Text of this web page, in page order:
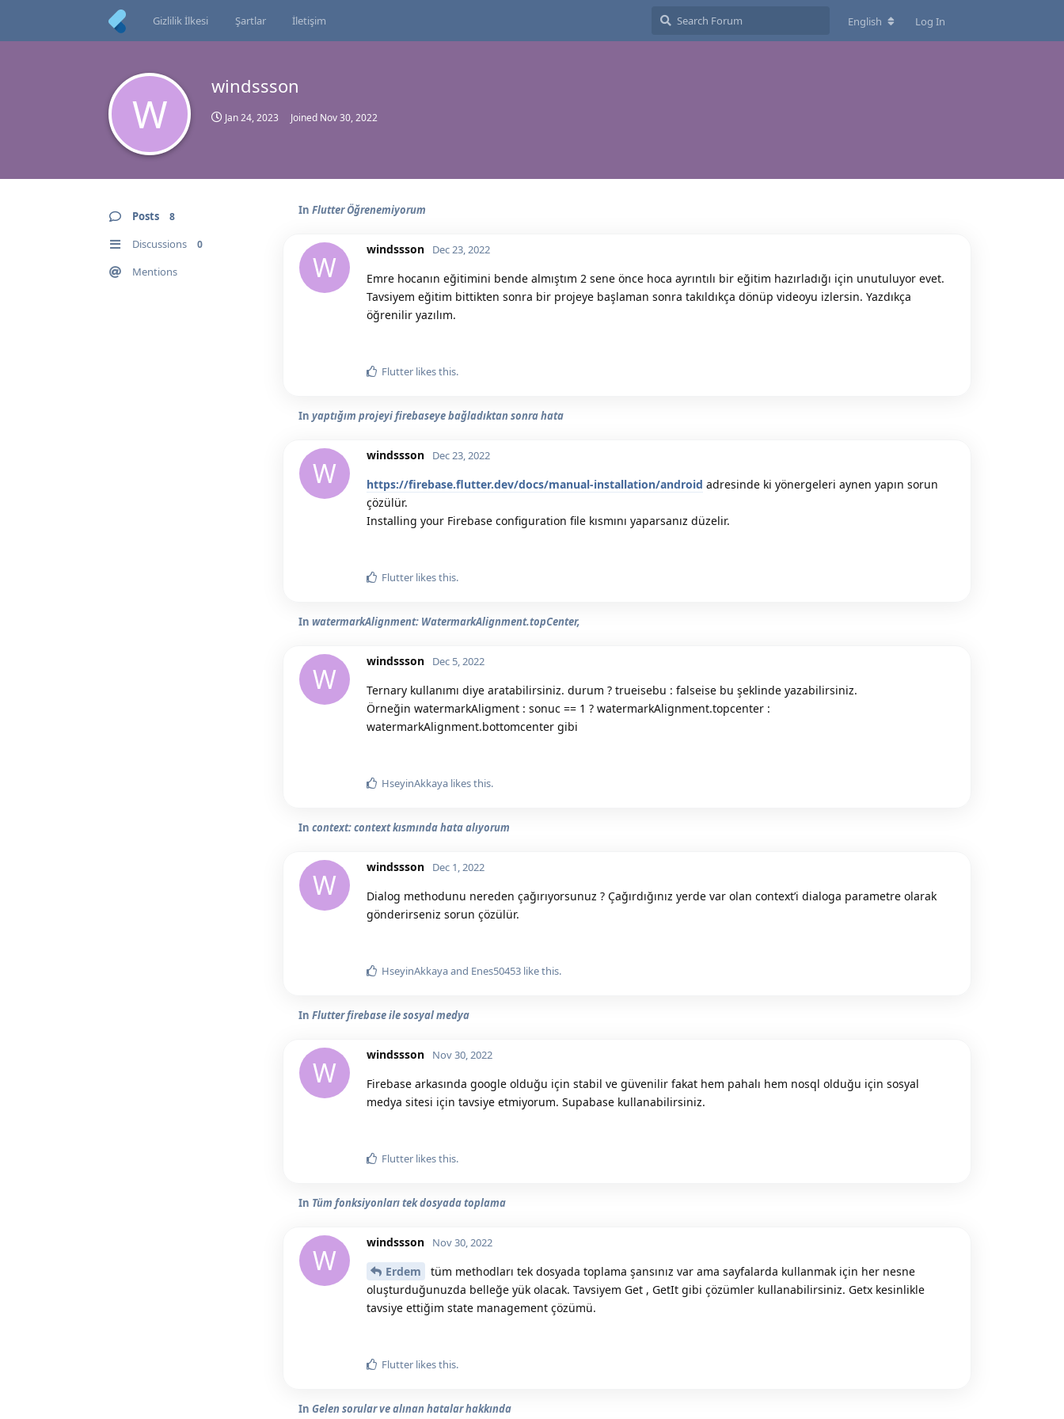
Gizlilik İlkesi Şartlar İletişim English Log In
W
windssson
Jan 24, 2023 Joined Nov 30, 2022
Posts 8
Discussions 0
Mentions
In Flutter Öğrenemiyorum
W
windssson Dec 23, 2022
Emre hocanın eğitimini bende almıştım 2 sene önce hoca ayrıntılı bir eğitim hazırladığı için unutuluyor evet.
Tavsiyem eğitim bittikten sonra bir projeye başlaman sonra takıldıkça dönüp videoyu izlersin. Yazdıkça
öğrenilir yazılım.
Flutter likes this.
In yaptığım projeyi firebaseye bağladıktan sonra hata
W
windssson Dec 23, 2022
https://firebase.flutter.dev/docs/manual-installation/android adresinde ki yönergeleri aynen yapın sorun
çözülür.
Installing your Firebase configuration file kısmını yaparsanız düzelir.
Flutter likes this.
In watermarkAlignment: WatermarkAlignment.topCenter,
W
windssson Dec 5, 2022
Ternary kullanımı diye aratabilirsiniz. durum ? trueisebu : falseise bu şeklinde yazabilirsiniz.
Örneğin watermarkAligment : sonuc == 1 ? watermarkAlignment.topcenter :
watermarkAlignment.bottomcenter gibi
HseyinAkkaya likes this.
In context: context kısmında hata alıyorum
W
windssson Dec 1, 2022
Dialog methodunu nereden çağırıyorsunuz ? Çağırdığınız yerde var olan context’i dialoga parametre olarak
gönderirseniz sorun çözülür.
HseyinAkkayaand Enes50453 like this.
In Flutter firebase ile sosyal medya
W
windssson Nov 30, 2022
Firebase arkasında google olduğu için stabil ve güvenilir fakat hem pahalı hem nosql olduğu için sosyal
medya sitesi için tavsiye etmiyorum. Supabase kullanabilirsiniz.
Flutter likes this.
In Tüm fonksiyonları tek dosyada toplama
W
windssson Nov 30, 2022
Erdem
tüm methodları tek dosyada toplama şansınız var ama sayfalarda kullanmak için her nesne
oluşturduğunuzda belleğe yük olacak. Tavsiyem Get , GetIt gibi çözümler kullanabilirsiniz. Getx kesinlikle
tavsiye ettiğim state management çözümü.
Flutter likes this.
In Gelen sorular ve alınan hatalar hakkında